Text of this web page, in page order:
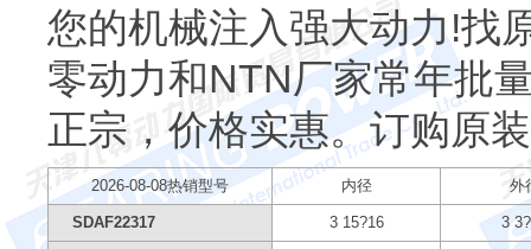
您的机械注入强大动力!找
零动力和NTN厂家常年批
正宗，价格实惠。订购原
2026-08-08热销型号 内径 外
SDAF22317 3 15?16 3